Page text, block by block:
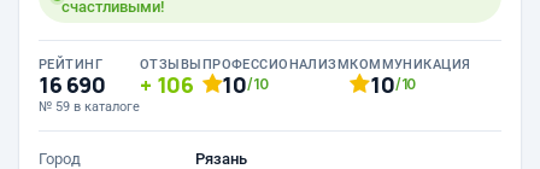
счастливыми!
РЕЙТИНГ
16 690
№ 59 в каталоге
ОТЗЫВЫ
106
ПРОФЕССИОНАЛИЗМ
10/10
КОММУНИКАЦИЯ
10/10
Город
Рязань